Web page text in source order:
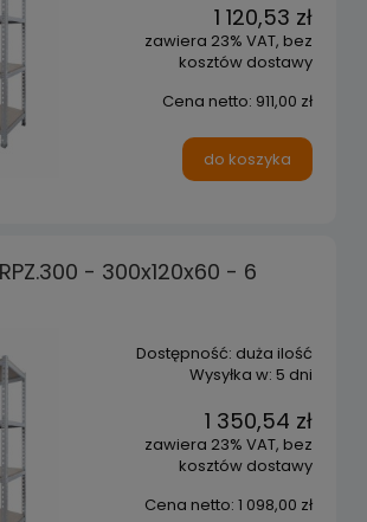
1 120,53 zł
zawiera 23% VAT, bez
kosztów dostawy
Cena netto: 911,00 zł
do koszyka
- 300x120x60 - 6
Dostępność: duża ilość
Wysyłka w: 5 dni
1 350,54 zł
zawiera 23% VAT, bez
kosztów dostawy
Cena netto: 1 098,00 zł